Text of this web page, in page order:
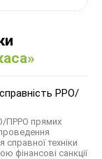
РРО/
ПРРО прямих
техніки
фінансові санкції